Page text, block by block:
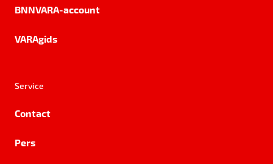
BNNVARA-account
VARAgids
Service
Contact
Pers